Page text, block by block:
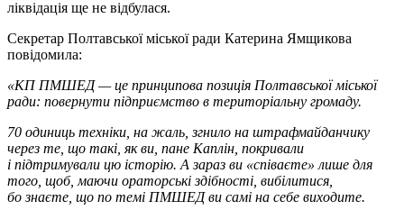
ліквідація ще не відбулася.
Секретар Полтавської міської ради Катерина Ямщикова
повідомила:
«КП ПМШЕД — це принципова позиція Полтавської міської
ради: повернути підприємство в територіальну громаду.
70 одиниць техніки, на жаль, згнило на штрафмайданчику
через те, що такі, як ви, пане Каплін, покривали
і підтримували цю історію. А зараз ви «співаєте» лише для
того, щоб, маючи ораторські здібності, вибілитися,
бо знаєте, що по темі ПМШЕД ви самі на себе виходите.